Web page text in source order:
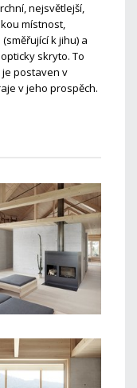
nejsvětlejší,
místnost,
k jihu) a
skryto. To
je postaven v
v jeho prospěch.